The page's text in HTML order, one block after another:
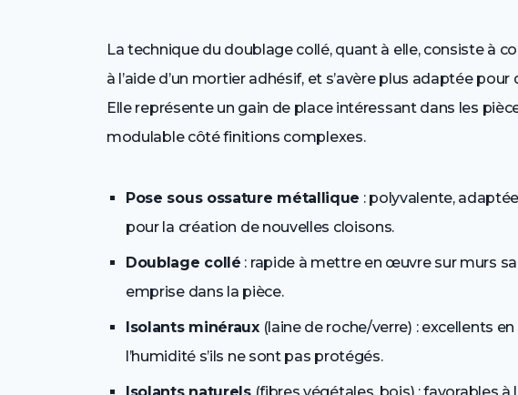
La technique du doublage collé, quant à elle, consiste à
à l’aide d’un mortier adhésif, et s’avère plus adaptée
Elle représente un gain de place intéressant dans les
modulable côté finitions complexes.
Pose sous ossature métallique : polyvalente,
pour la création de nouvelles cloisons.
Doublage collé : rapide à mettre en œuvre sur murs
emprise dans la pièce.
Isolants minéraux(laine de roche/verre) : excellents
l’humidité s’ils ne sont pas protégés.